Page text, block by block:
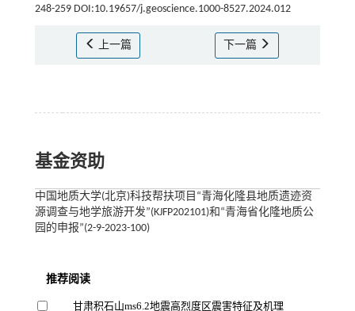
248-259 DOI:10.19657/j.geoscience.1000-8527.2024.012
上一篇 下一篇
基金资助
中国地质大学(北京)科技帮扶项目“青海化隆县地质遗迹资
源调查与地学旅游开发”(KJFP202101)和“青海省化隆地质公
园的申报”(2-9-2023-100)